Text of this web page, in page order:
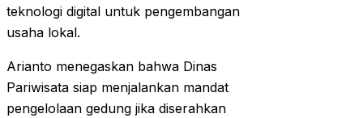
teknologi digital untuk pengembangan
usaha lokal.
Arianto menegaskan bahwa Dinas
Pariwisata siap menjalankan mandat
pengelolaan gedung jika diserahkan